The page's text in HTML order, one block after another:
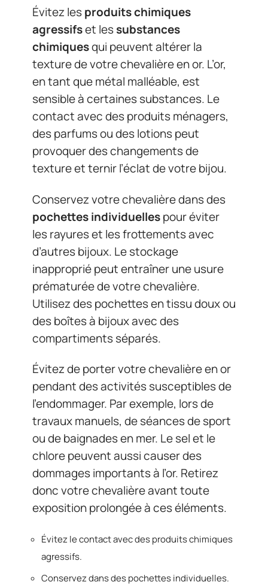
Évitez lesproduits chimiques
agressifset lessubstances
chimiquesqui peuvent altérer la
texture de votre chevalière en or. L’or,
en tant que métal malléable, est
sensible à certaines substances. Le
contact avec des produits ménagers,
des parfums ou des lotions peut
provoquer des changements de
texture et ternir l’éclat de votre bijou.
Conservez votre chevalière dans des
pochettes individuellespour éviter
les rayures et les frottements avec
d’autres bijoux. Le stockage
inapproprié peut entraîner une usure
prématurée de votre chevalière.
Utilisez des pochettes en tissu doux ou
des boîtes à bijoux avec des
compartiments séparés.
Évitez de porter votre chevalière en or
pendant des activités susceptibles de
l’endommager. Par exemple, lors de
travaux manuels, de séances de sport
ou de baignades en mer. Le sel et le
chlore peuvent aussi causer des
dommages importants à l’or. Retirez
donc votre chevalière avant toute
exposition prolongée à ces éléments.
Évitez le contact avec des produits chimiques
agressifs.
Conservez dans des pochettes individuelles.